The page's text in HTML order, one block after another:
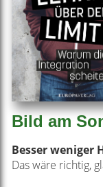
Bild am
Besser weniger
Das wäre richtig,